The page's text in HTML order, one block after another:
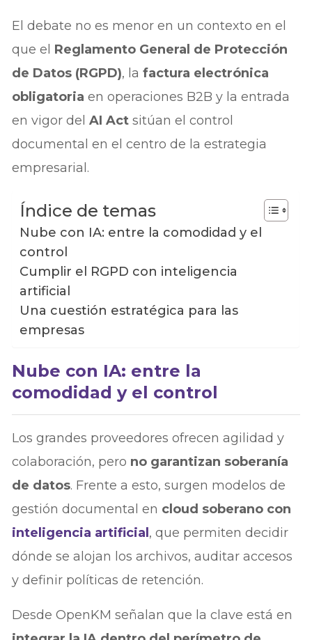
El debate no es menor en un contexto en el
que el Reglamento General de Protección
de Datos (RGPD), lafactura electrónica
obligatoria en operaciones B2B y la entrada
en vigor delAI Act sitúan el control
documental en el centro de la estrategia
empresarial.
Índice de temas
Nube con IA: entre la comodidad y el
control
Cumplir el RGPD con inteligencia
artificial
Una cuestión estratégica para las
empresas
Nube con IA: entre la
comodidad y el control
Los grandes proveedores ofrecen agilidad y
colaboración, pero no garantizan soberanía
de datos. Frente a esto, surgen modelos de
gestión documental en cloud soberano con
inteligencia artificial , que permiten decidir
dónde se alojan los archivos, auditar accesos
y definir políticas de retención.
Desde OpenKM señalan que la clave está en